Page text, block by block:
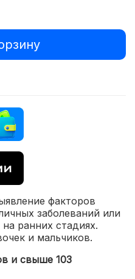
факторов
заболеваний или
ранних стадиях.
и мальчиков.
и свыше 103